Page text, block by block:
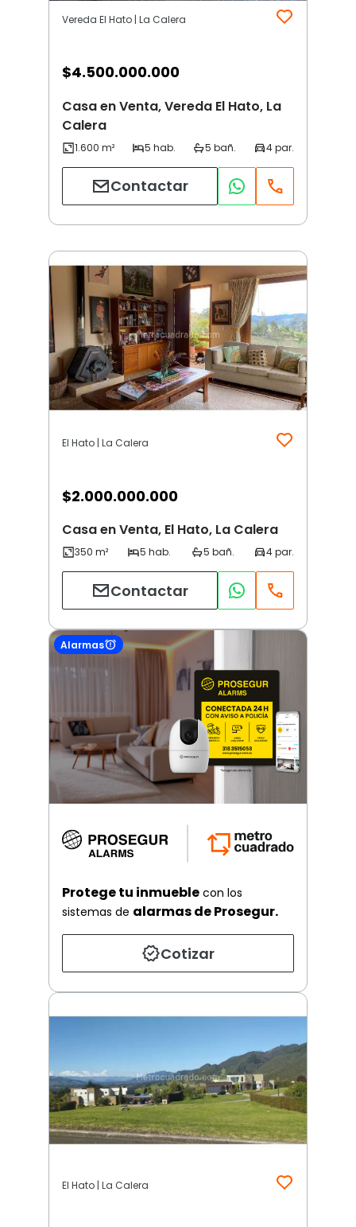
Vereda El Hato | La Calera
$4.500.000.000
Casa en Venta, Vereda El Hato, La
Calera
Contactar
El Hato | La Calera
$2.000.000.000
Casa en Venta, El Hato, La Calera
Contactar
Alarmas
Protege tu inmueble con los
sistemas de alarmas de Prosegur.
Cotizar
El Hato | La Calera